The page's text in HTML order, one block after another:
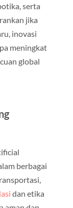
serta
jika
inovasi
meningkat
global
berbagai
dan etika